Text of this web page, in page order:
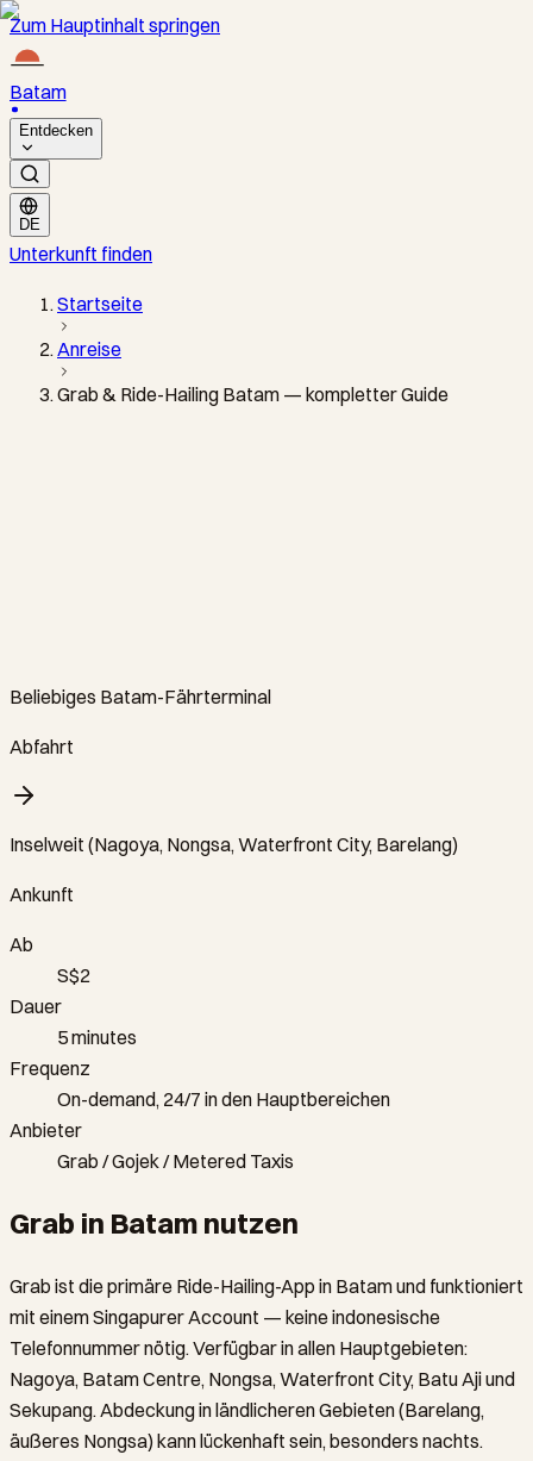
Zum Hauptinhalt springen
Batam
Entdecken
DE
Unterkunft finden
Startseite
Anreise
Grab & Ride-Hailing Batam — kompletter Guide
Beliebiges Batam-Fährterminal
Abfahrt
Inselweit (Nagoya, Nongsa, Waterfront City, Barelang)
Ankunft
Ab
S$2
Dauer
5minutes
Frequenz
On-demand, 24/7 in den Hauptbereichen
Anbieter
Grab / Gojek / Metered Taxis
Grab in Batam nutzen
Grab ist die primäre Ride-Hailing-App in Batam und funktioniert
mit einem Singapurer Account — keine indonesische
Telefonnummer nötig. Verfügbar in allen Hauptgebieten:
Nagoya, Batam Centre, Nongsa, Waterfront City, Batu Aji und
Sekupang. Abdeckung in ländlicheren Gebieten (Barelang,
äußeres Nongsa) kann lückenhaft sein, besonders nachts.